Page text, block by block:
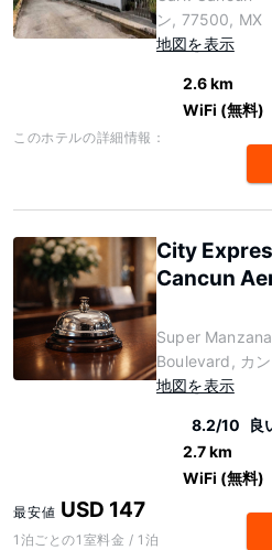
ン, 77500, MX
地図を表示
2.6 km
WiFi (無料)
このホテルの詳細情報：
City
Cancun
Super
Boulevard, カ
地図を表示
8.2/10 良
2.7 km
WiFi (無料)
最安値 USD 147
1泊ごとの1室料金 / 1泊